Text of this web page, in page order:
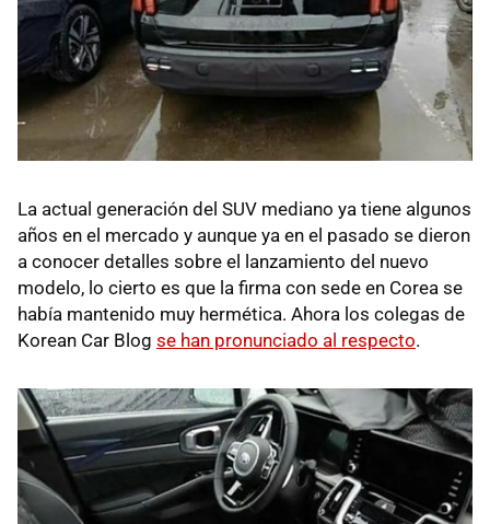
La actual generación del SUV mediano ya tiene algunos
años en el mercado y aunque ya en el pasado se dieron
a conocer detalles sobre el lanzamiento del nuevo
modelo, lo cierto es que la firma con sede en Corea se
había mantenido muy hermética. Ahora los colegas de
Korean Car Blog se han pronunciado al respecto.